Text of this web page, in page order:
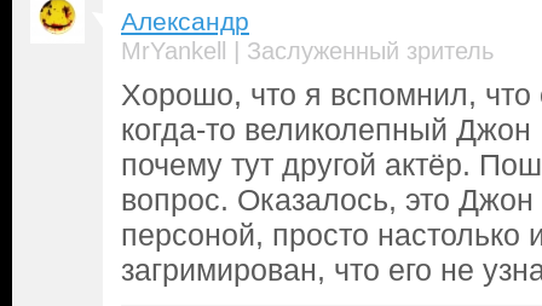
Александр
MrYankell | Заслуженный зритель
Хорошо, что я вспомнил, что
когда-то великолепный
почему тут другой актёр.
вопрос. Оказалось, это
персоной, просто
загримирован, что его не